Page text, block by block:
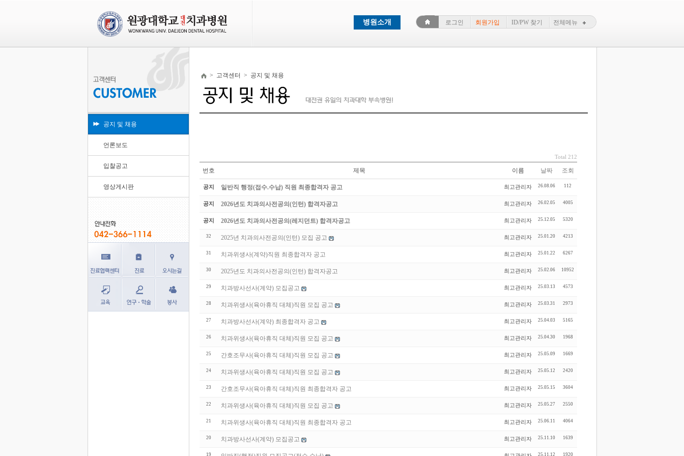
병원소개 로그인 회원가입 ID/PW 찾기 전체메뉴
공지 및 채용
언론보도
입찰공고
영상게시판
> 고객센터 > 공지 및 채용
Total 212
번호 제목 이름 날짜 조회
공지 일반직 행정(접수.수납) 직원 최종합격자 공고 최고관리자 26.08.06 112
공지 2026년도 치과의사전공의(인턴) 합격자공고 최고관리자 26.02.05 4005
공지 2026년도 치과의사전공의(레지던트) 합격자공고 최고관리자 25.12.05 5320
32 2025년 치과의사전공의(인턴) 모집 공고 최고관리자 25.01.20 4213
31 치과위생사(계약)직원 최종합격자 공고 최고관리자 25.01.22 6267
30 2025년도 치과의사전공의(인턴) 합격자공고 최고관리자 25.02.06 10952
29 치과방사선사(계약) 모집공고 최고관리자 25.03.13 4573
28 치과위생사(육아휴직 대체)직원 모집 공고 최고관리자 25.03.31 2973
27 치과방사선사(계약) 최종합격자 공고 최고관리자 25.04.03 5165
26 치과위생사(육아휴직 대체)직원 모집 공고 최고관리자 25.04.30 1968
25 간호조무사(육아휴직 대체)직원 모집 공고 최고관리자 25.05.09 1669
24 치과위생사(육아휴직 대체)직원 모집 공고 최고관리자 25.05.12 2420
23 간호조무사(육아휴직 대체)직원 최종합격자 공고 최고관리자 25.05.15 3604
22 치과위생사(육아휴직 대체)직원 모집 공고 최고관리자 25.05.27 2550
21 치과위생사(육아휴직 대체)직원 최종합격자 공고 최고관리자 25.06.11 4064
20 치과방사선사(계약) 모집공고 최고관리자 25.11.10 1639
19 25.11.12 1920